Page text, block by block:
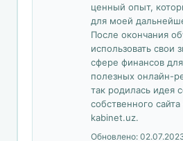
ценный опыт,
для моей
После окончания
использовать свои
сфере финансов
полезных онлайн-
так родилась идея
собственного
kabinet.uz.
Обновлено: